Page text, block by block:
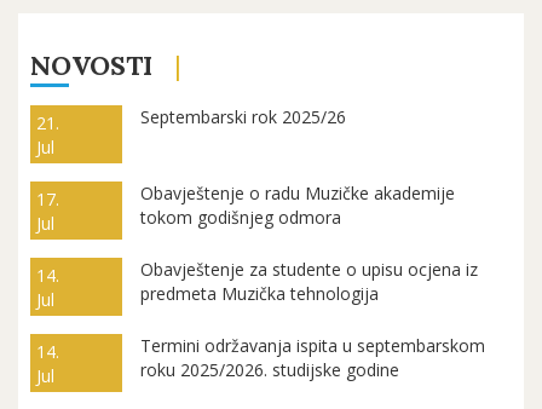
NOVOSTI
21.
Jul
Septembarski rok 2025/26
17.
Jul
Obavještenje o radu Muzičke akademije
tokom godišnjeg odmora
14.
Jul
Obavještenje za studente o upisu ocjena iz
predmeta Muzička tehnologija
14.
Jul
Termini održavanja ispita u septembarskom
roku 2025/2026. studijske godine